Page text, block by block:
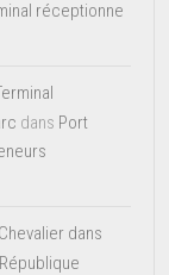
réceptionne
dans Port
dans